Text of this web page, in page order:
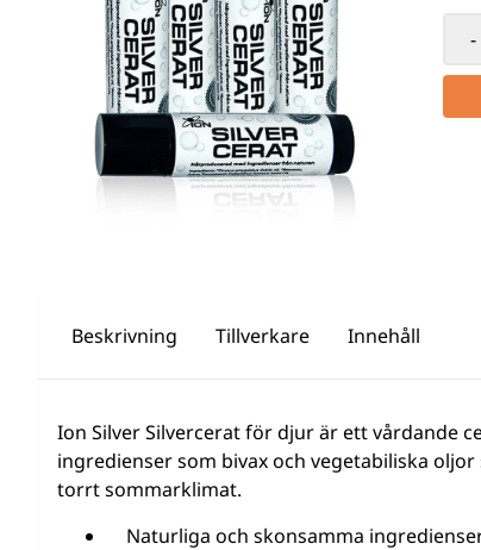
-
Beskrivning Tillverkare Innehåll
Ion Silver Silvercerat för djur är ett vårdande
ingredienser som bivax och vegetabiliska
torrt sommarklimat.
Naturliga och skonsamma